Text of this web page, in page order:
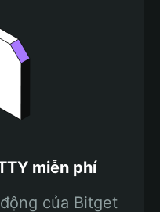
miễn phí
của Bitget